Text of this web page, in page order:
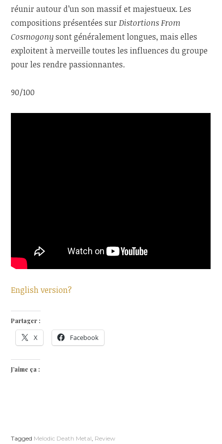
réunir autour d’un son massif et majestueux. Les
compositions présentées surDistortions From
Cosmogonysont généralement longues, mais elles
exploitent à merveille toutes les influences du groupe
pour les rendre passionnantes.
90/100
English version?
Partager :
X Facebook
J’aime ça :
Tagged Melodic Death Metal, Review